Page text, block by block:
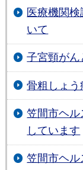
医療機関
いて
子宮頸が
骨粗しょう
笠間市ヘ
しています
笠間市ヘ